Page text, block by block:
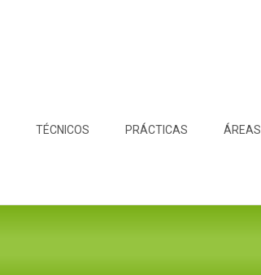
TÉCNICOS PRÁCTICAS ÁREAS